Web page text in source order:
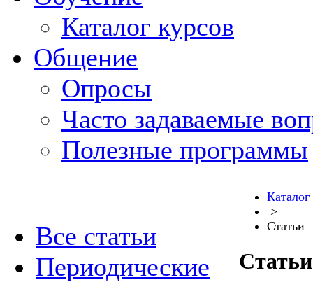
Каталог курсов
Общение
Опросы
Часто задаваемые
Полезные программы
Все статьи
Периодические
>
Статьи
Статьи